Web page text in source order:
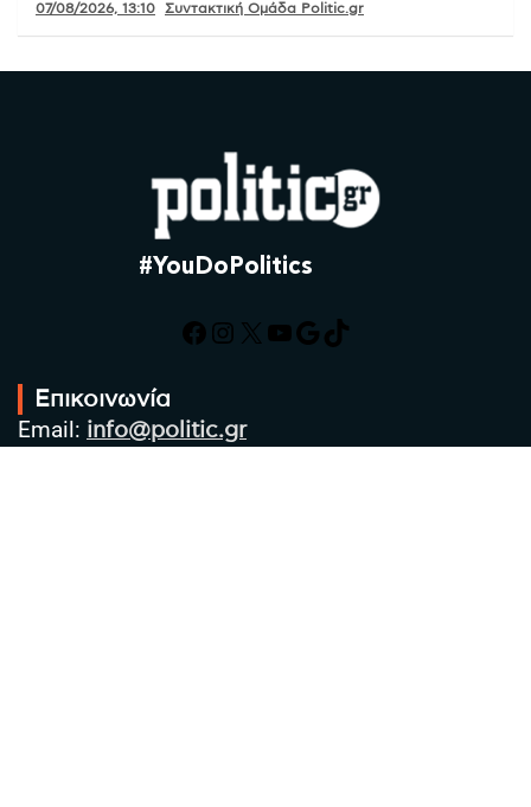
07/08/2026, 13:10 Συντακτική Ομάδα Politic.gr
#YouDoPolitics
Facebook
Instagram
X YouTube
Google
TikTok
Επικοινωνία
Email: info@politic.gr